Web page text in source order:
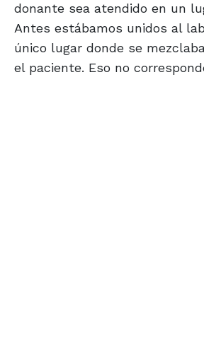
donante sea atendido en un
Antes estábamos unidos al
único lugar donde se
el paciente. Eso no